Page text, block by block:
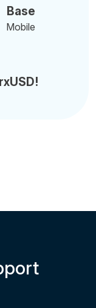
Base
Mobile